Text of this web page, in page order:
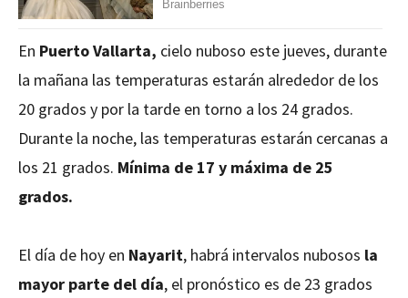
En Puerto Vallarta, cielo nuboso este jueves, durante
la mañana las temperaturas estarán alrededor de los
20 grados y por la tarde en torno a los 24 grados.
Durante la noche, las temperaturas estarán cercanas a
los 21 grados. Mínima de 17 y máxima de 25
grados.
El día de hoy en Nayarit, habrá intervalos nubosos la
mayor parte del día, el pronóstico es de 23 grados